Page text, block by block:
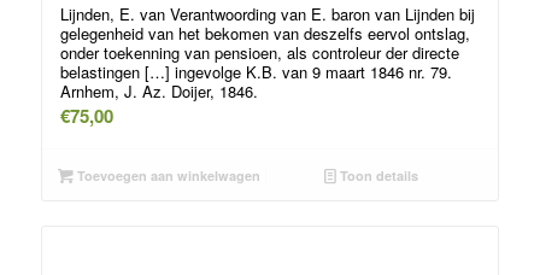
Lijnden, E. van Verantwoording van E. baron van Lijnden bij
gelegenheid van het bekomen van deszelfs eervol ontslag,
onder toekenning van pensioen, als controleur der directe
belastingen […] ingevolge K.B. van 9 maart 1846 nr. 79.
Arnhem, J. Az. Doijer, 1846.
€75,00
Toevoegen aan winkelwagen Toon details